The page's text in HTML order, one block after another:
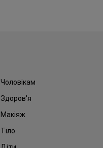
Чоловікам
Здоров'я
Макіяж
Тіло